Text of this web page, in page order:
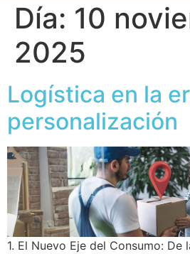
Día: 10
2025
Logística en la
personalización
1. El Nuevo Eje del Consumo: De